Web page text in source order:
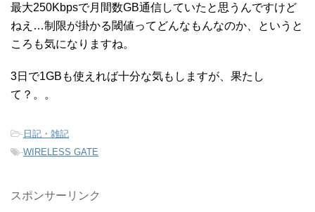
最大250Kbpsで月間数GB通信していたと思うんですけど
ねえ…制限が掛かる閾値ってどんなもんなのか、というと
ころも気になりますね。
3日で1GBも使えれば十分な気もしますが、果たし
て？。。
-日記・雑記
-WIRELESS GATE
スポンサーリンク